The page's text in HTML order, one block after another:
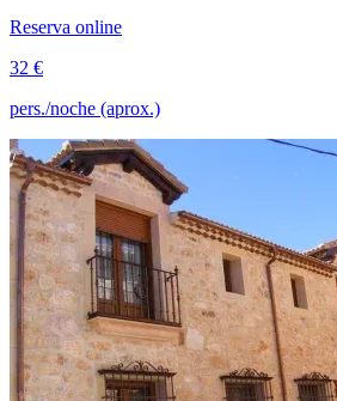
Reserva online
32 €
pers./noche (aprox.)